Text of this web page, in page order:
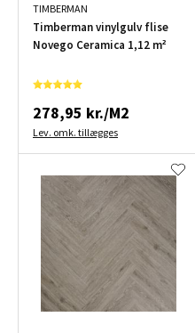
TIMBERMAN
Timberman vinylgulv flise
Novego Ceramica 1,12 m²
278,95 kr./M2
Lev. omk. tillægges